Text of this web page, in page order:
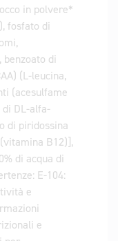
in polvere*
fosfato di
di
(L-leucina,
(acesulfame
DL-alfa-
di piridossina
B12)],
di acqua di
E-104:
e
e